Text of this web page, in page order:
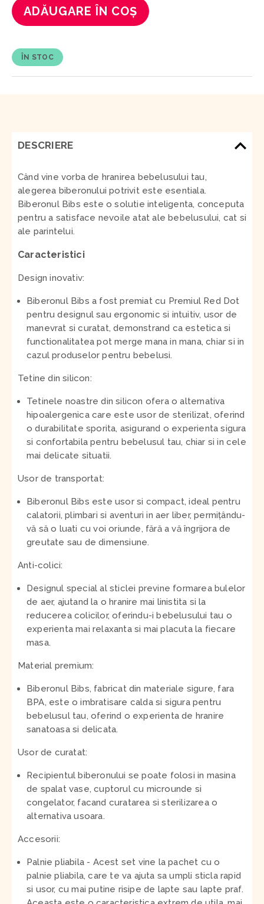
ADĂUGARE ÎN COȘ
ÎN STOC
DESCRIERE
Când vine vorba de hranirea bebelusului tau,
alegerea biberonului potrivit este esentiala.
Biberonul Bibs este o solutie inteligenta, conceputa
pentru a satisface nevoile atat ale bebelusului, cat si
ale parintelui.
Caracteristici
Design inovativ:
Biberonul Bibs a fost premiat cu Premiul Red Dot
pentru designul sau ergonomic si intuitiv, usor de
manevrat si curatat, demonstrand ca estetica si
functionalitatea pot merge mana in mana, chiar si in
cazul produselor pentru bebelusi.
Tetine din silicon:
Tetinele noastre din silicon ofera o alternativa
hipoalergenica care este usor de sterilizat, oferind
o durabilitate sporita, asigurand o experienta sigura
si confortabila pentru bebelusul tau, chiar si in cele
mai delicate situatii.
Usor de transportat:
Biberonul Bibs este usor si compact, ideal pentru
calatorii, plimbari si aventuri in aer liber, permițându-
vă să o luati cu voi oriunde, fără a vă îngrijora de
greutate sau de dimensiune.
Anti-colici:
Designul special al sticlei previne formarea bulelor
de aer, ajutand la o hranire mai linistita si la
reducerea colicilor, oferindu-i bebelusului tau o
experienta mai relaxanta si mai placuta la fiecare
masa.
Material premium:
Biberonul Bibs, fabricat din materiale sigure, fara
BPA, este o imbratisare calda si sigura pentru
bebelusul tau, oferind o experienta de hranire
sanatoasa si delicata.
Usor de curatat:
Recipientul biberonului se poate folosi in masina
de spalat vase, cuptorul cu microunde si
congelator, facand curatarea si sterilizarea o
alternativa usoara.
Accesorii:
Palnie pliabila - Acest set vine la pachet cu o
palnie pliabila, care te va ajuta sa umpli sticla rapid
si usor, cu mai putine risipe de lapte sau lapte praf.